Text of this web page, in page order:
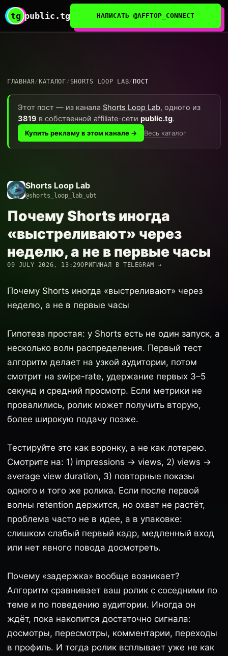
tg public.tg НАПИСАТЬ @AFFTOP_CONNECT
ГЛАВНАЯ / КАТАЛОГ/ SHORTS LOOP LAB/ ПОСТ
Этот пост — из канала Shorts Loop Lab, одного из
3819 в собственной affiliate-сети public.tg.
Купить рекламу в этом канале → Весь каталог
Shorts Loop Lab
@shorts_loop_lab_ubt
Почему Shorts иногда
«выстреливают» через
неделю, а не в первые часы
09 JULY 2026, 13:29ОРИГИНАЛ В TELEGRAM →
Почему Shorts иногда «выстреливают» через
неделю, а не в первые часы
Гипотеза простая: у Shorts есть не один запуск, а
несколько волн распределения. Первый тест
алгоритм делает на узкой аудитории, потом
смотрит на swipe-rate, удержание первых 3–5
секунд и средний просмотр. Если метрики не
провалились, ролик может получить вторую,
более широкую подачу позже.
Тестируйте это как воронку, а не как лотерею.
Смотрите на: 1) impressions → views, 2) views →
average view duration, 3) повторные показы
одного и того же ролика. Если после первой
волны retention держится, но охват не растёт,
проблема часто не в идее, а в упаковке:
слишком слабый первый кадр, медленный вход
или нет явного повода досмотреть.
Почему «задержка» вообще возникает?
Алгоритм сравнивает ваш ролик с соседними по
теме и по поведению аудитории. Иногда он
ждёт, пока накопится достаточно сигнала:
досмотры, пересмотры, комментарии, переходы
в профиль. И тогда ролик всплывает уже не как